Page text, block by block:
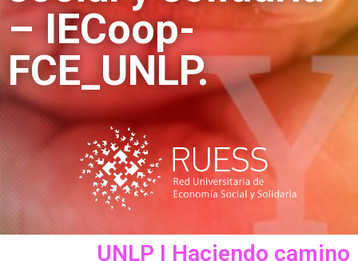
– IECoop-
FCE_UNLP.
UNLP I Haciendo camino